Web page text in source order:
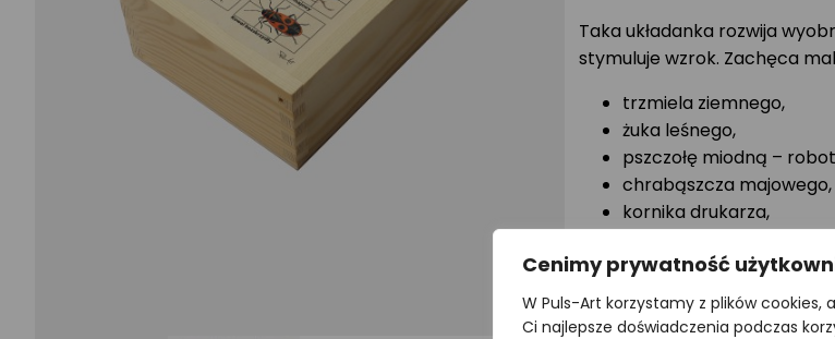
Cenimy prywatność
W Puls-Art korzystamy z plików cookies,
Ci najlepsze doświadczenia podczas
Taka układanka rozwija
stymuluje wzrok. Zachęca
trzmiela ziemnego,
żuka leśnego,
pszczołę miodną –
chrabąszcza majowego,
kornika drukarza,
Jej zalety doceni w pełni
będą ćwiczyć swoje